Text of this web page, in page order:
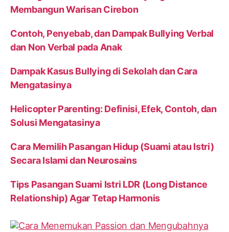
Membangun Warisan Cirebon
Contoh, Penyebab, dan Dampak Bullying Verbal
dan Non Verbal pada Anak
Dampak Kasus Bullying di Sekolah dan Cara
Mengatasinya
Helicopter Parenting: Definisi, Efek, Contoh, dan
Solusi Mengatasinya
Cara Memilih Pasangan Hidup (Suami atau Istri)
Secara Islami dan Neurosains
Tips Pasangan Suami Istri LDR (Long Distance
Relationship) Agar Tetap Harmonis